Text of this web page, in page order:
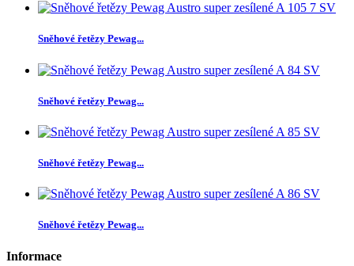
Sněhové řetězy Pewag...
Sněhové řetězy Pewag...
Sněhové řetězy Pewag...
Sněhové řetězy Pewag...
Informace